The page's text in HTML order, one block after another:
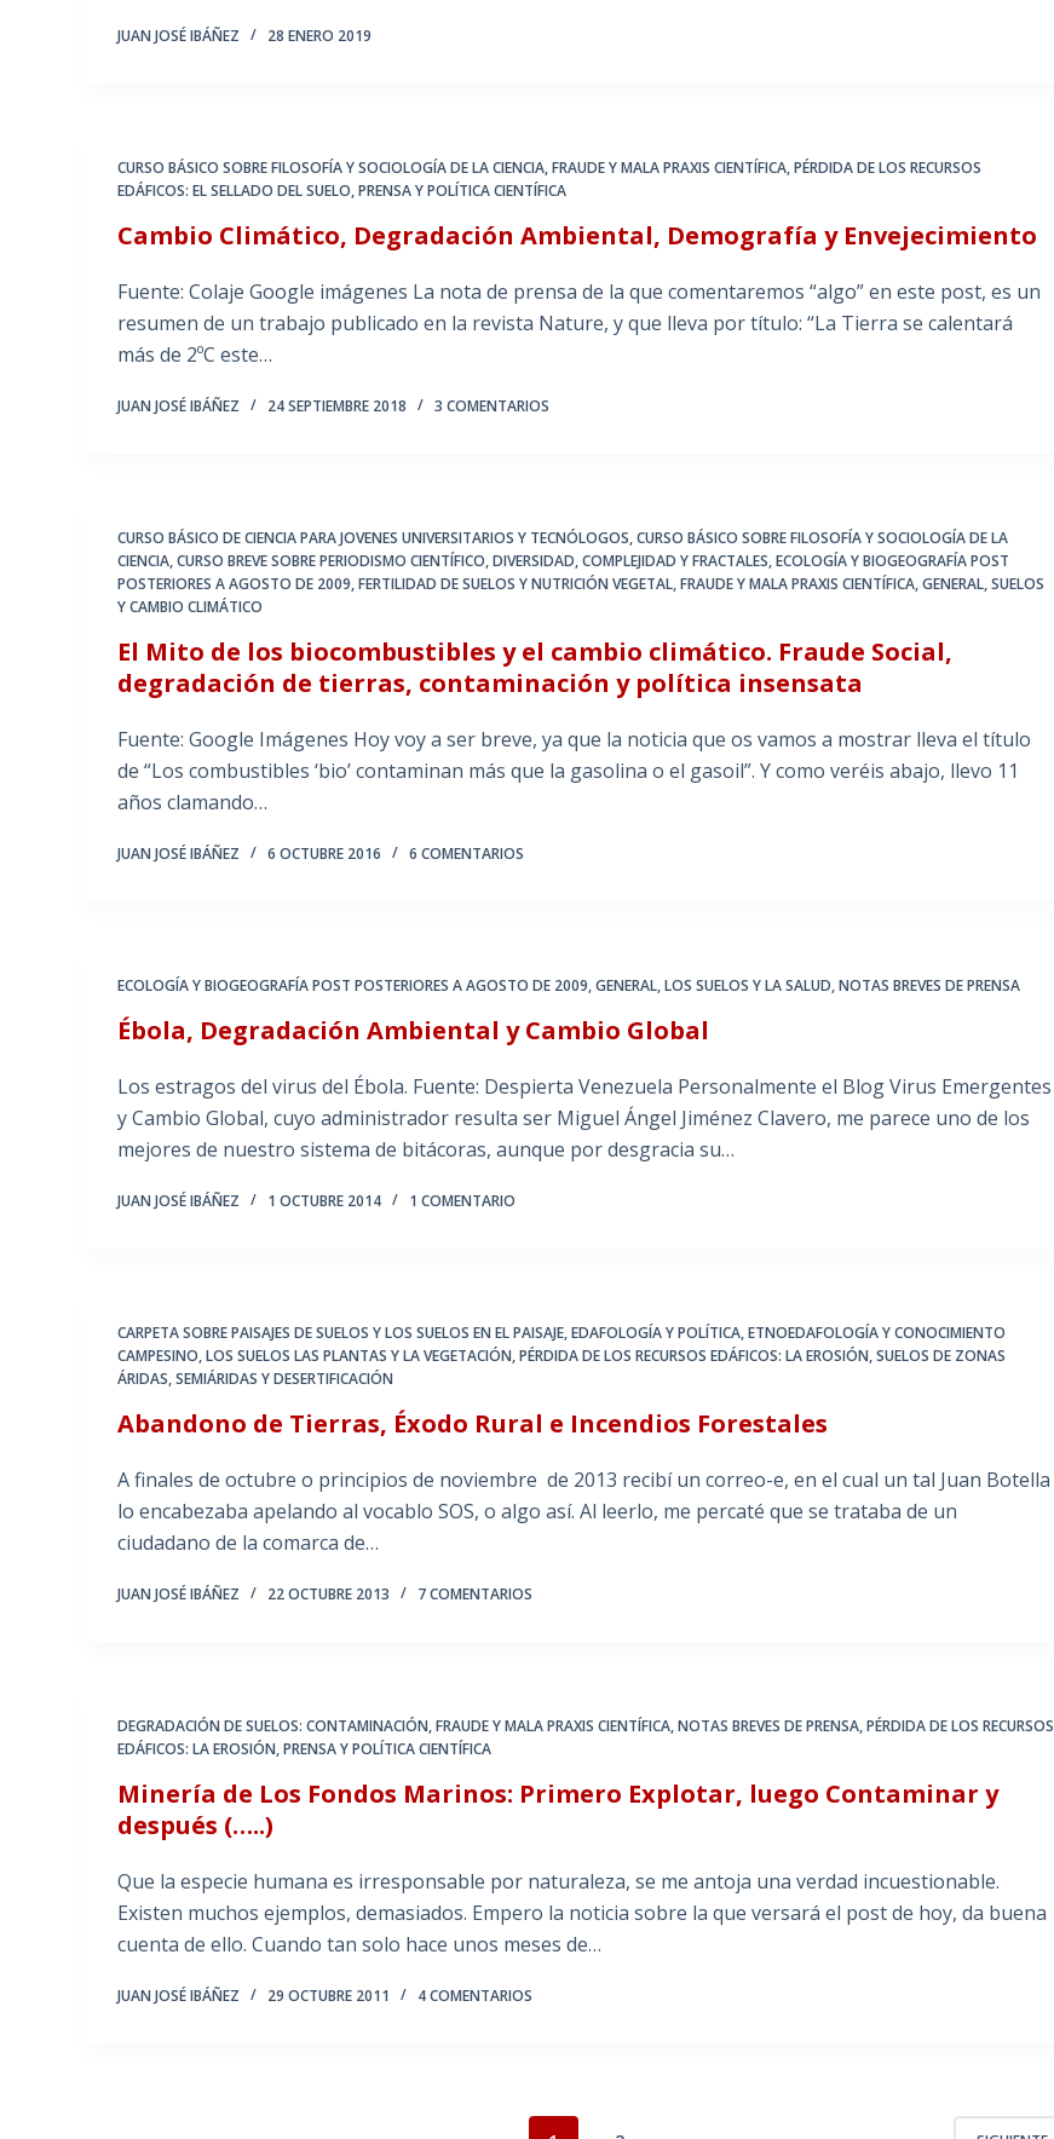
JUAN JOSÉ IBÁÑEZ 28 ENERO 2019
CURSO BÁSICO SOBRE FILOSOFÍA Y SOCIOLOGÍA DE LA CIENCIA,FRAUDE Y MALA PRAXIS CIENTÍFICA,PÉRDIDA DE LOS RECURSOS
EDÁFICOS: EL SELLADO DEL SUELO,PRENSA Y POLÍTICA CIENTÍFICA
Cambio Climático, Degradación Ambiental, Demografía y Envejecimiento
Fuente: Colaje Google imágenes La nota de prensa de la que comentaremos “algo” en este post, es un
resumen de un trabajo publicado en la revista Nature, y que lleva por título: “La Tierra se calentará
más de 2ºC este…
JUAN JOSÉ IBÁÑEZ 24 SEPTIEMBRE 2018 3 COMENTARIOS
CURSO BÁSICO DE CIENCIA PARA JOVENES UNIVERSITARIOS Y TECNÓLOGOS,CURSO BÁSICO SOBRE FILOSOFÍA Y SOCIOLOGÍA DE LA
CIENCIA,CURSO BREVE SOBRE PERIODISMO CIENTÍFICO,DIVERSIDAD, COMPLEJIDAD Y FRACTALES,ECOLOGÍA Y BIOGEOGRAFÍA POST
POSTERIORES A AGOSTO DE 2009,FERTILIDAD DE SUELOS Y NUTRICIÓN VEGETAL,FRAUDE Y MALA PRAXIS CIENTÍFICA,GENERAL,SUELOS
Y CAMBIO CLIMÁTICO
El Mito de los biocombustibles y el cambio climático. Fraude Social,
degradación de tierras, contaminación y política insensata
Fuente: Google Imágenes Hoy voy a ser breve, ya que la noticia que os vamos a mostrar lleva el título
de “Los combustibles ‘bio’ contaminan más que la gasolina o el gasoil”. Y como veréis abajo, llevo 11
años clamando…
JUAN JOSÉ IBÁÑEZ 6 OCTUBRE 2016 6 COMENTARIOS
ECOLOGÍA Y BIOGEOGRAFÍA POST POSTERIORES A AGOSTO DE 2009,GENERAL,LOS SUELOS Y LA SALUD,NOTAS BREVES DE PRENSA
Ébola, Degradación Ambiental y Cambio Global
Los estragos del virus del Ébola. Fuente: Despierta Venezuela Personalmente el Blog Virus Emergentes
y Cambio Global, cuyo administrador resulta ser Miguel Ángel Jiménez Clavero, me parece uno de los
mejores de nuestro sistema de bitácoras, aunque por desgracia su…
JUAN JOSÉ IBÁÑEZ 1 OCTUBRE 2014 1 COMENTARIO
CARPETA SOBRE PAISAJES DE SUELOS Y LOS SUELOS EN EL PAISAJE,EDAFOLOGÍA Y POLÍTICA,ETNOEDAFOLOGÍA Y CONOCIMIENTO
CAMPESINO,LOS SUELOS LAS PLANTAS Y LA VEGETACIÓN,PÉRDIDA DE LOS RECURSOS EDÁFICOS: LA EROSIÓN,SUELOS DE ZONAS
ÁRIDAS, SEMIÁRIDAS Y DESERTIFICACIÓN
Abandono de Tierras, Éxodo Rural e Incendios Forestales
A finales de octubre o principios de noviembre de 2013 recibí un correo-e, en el cual un tal Juan Botella
lo encabezaba apelando al vocablo SOS, o algo así. Al leerlo, me percaté que se trataba de un
ciudadano de la comarca de…
JUAN JOSÉ IBÁÑEZ 22 OCTUBRE 2013 7 COMENTARIOS
DEGRADACIÓN DE SUELOS: CONTAMINACIÓN,FRAUDE Y MALA PRAXIS CIENTÍFICA,NOTAS BREVES DE PRENSA,PÉRDIDA DE LOS RECURSOS
EDÁFICOS: LA EROSIÓN,PRENSA Y POLÍTICA CIENTÍFICA
Minería de Los Fondos Marinos: Primero Explotar, luego Contaminar y
después (…..)
Que la especie humana es irresponsable por naturaleza, se me antoja una verdad incuestionable.
Existen muchos ejemplos, demasiados. Empero la noticia sobre la que versará el post de hoy, da buena
cuenta de ello. Cuando tan solo hace unos meses de…
JUAN JOSÉ IBÁÑEZ 29 OCTUBRE 2011 4 COMENTARIOS